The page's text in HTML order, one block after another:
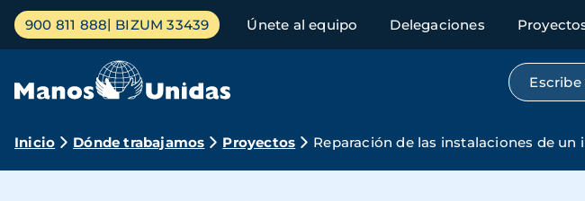
Pasar
contenido
Menú
principal
900 811 888 BIZUM 33439 Únete al equipo Delegaciones
Ruta
Inicio Dónde trabajamos Proyectos Reparación de las instalaciones de